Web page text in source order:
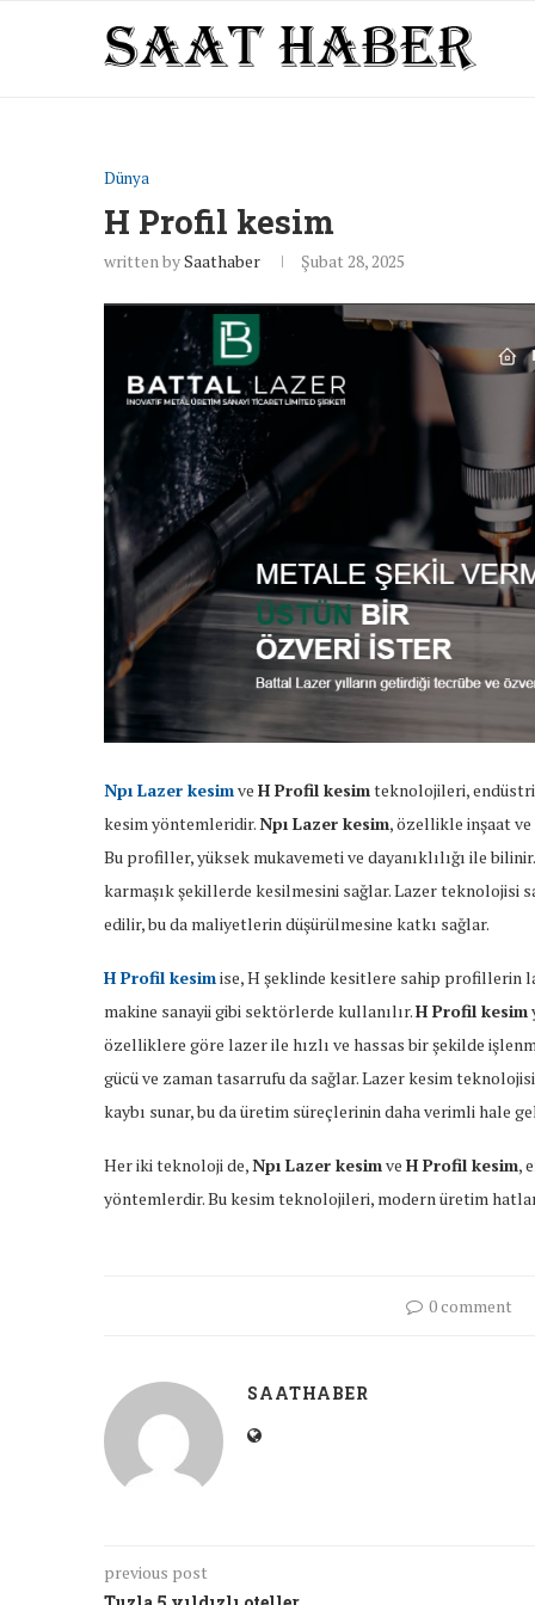
Dünya
H Profil kesim
written bySaathaber Şubat 28, 2025
Npı Lazer kesimve H Profil kesimteknolojileri,
kesim yöntemleridir.Npı Lazer kesim, özellikle inşaat
Bu profiller, yüksek mukavemeti ve dayanıklılığı ile bilinir.
karmaşık şekillerde kesilmesini sağlar. Lazer teknolojisi
edilir, bu da maliyetlerin düşürülmesine katkı sağlar.
H Profil kesimise, H şeklinde kesitlere sahip profillerin
makine sanayii gibi sektörlerde kullanılır.H Profil kesim
özelliklere göre lazer ile hızlı ve hassas bir şekilde
gücü ve zaman tasarrufu da sağlar. Lazer kesim
kaybı sunar, bu da üretim süreçlerinin daha verimli hale
Her iki teknoloji de,Npı Lazer kesimve H Profil kesim,
yöntemlerdir. Bu kesim teknolojileri, modern üretim
0 comment
SAATHABER
previous post